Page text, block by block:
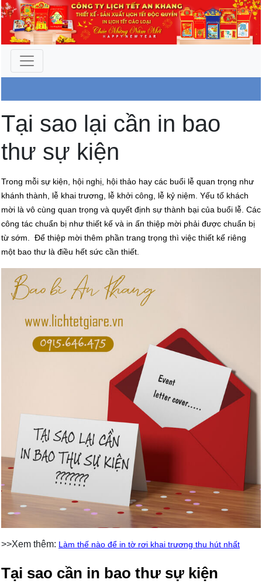
Công Ty An Khang
Tại sao lại cần in bao
thư sự kiện
Trong mỗi sự kiện, hội nghị, hội thảo hay các buổi lễ quan trọng như
khánh thành, lễ khai trương, lễ khởi công, lễ kỷ niệm. Yếu tố khách
mời là vô cùng quan trọng và quyết định sự thành bại của buổi lễ. Các
công tác chuẩn bị như thiết kế và in ấn thiệp mời phải được chuẩn bị
từ sớm. Để thiệp mời thêm phần trang trọng thì việc thiết kế riêng
một bao thư là điều hết sức cần thiết.
>>Xem thêm: Làm thế nào để in tờ rơi khai trương thu hút nhất
Tại sao cần in bao thư sự kiện